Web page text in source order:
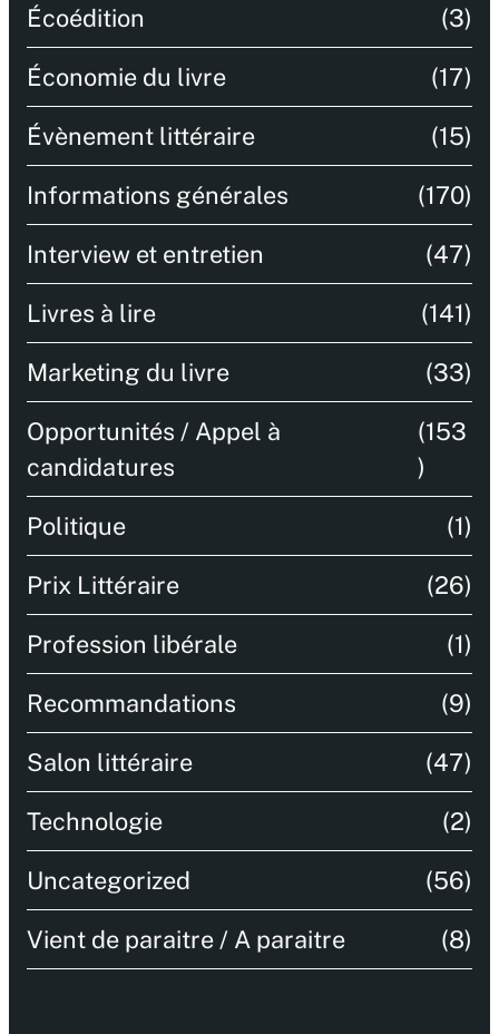
Écoédition (3)
Économie du livre (17)
Évènement littéraire (15)
Informations générales (170)
Interview et entretien (47)
Livres à lire (141)
Marketing du livre (33)
Opportunités / Appel à
candidatures
(153
)
Politique (1)
Prix Littéraire (26)
Profession libérale (1)
Recommandations (9)
Salon littéraire (47)
Technologie (2)
Uncategorized (56)
Vient de paraitre / A paraitre (8)